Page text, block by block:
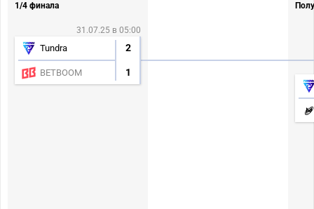
1/4 финала
31.07.25 в 05:00
Tundra 2
BETBOOM 1